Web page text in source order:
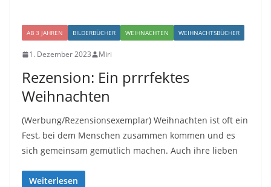
AB 3 JAHREN BILDERBÜCHER WEIHNACHTEN WEIHNACHTSBÜCHER
1. Dezember 2023 Miri
Rezension: Ein prrrfektes
Weihnachten
(Werbung/Rezensionsexemplar) Weihnachten ist oft ein
Fest, bei dem Menschen zusammen kommen und es
sich gemeinsam gemütlich machen. Auch ihre lieben
Weiterlesen